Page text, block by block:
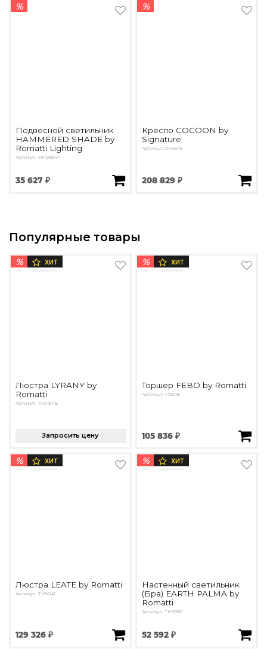
%
Подвесной светильник
HAMMERED SHADE by
Romatti Lighting
Артикул: OPD9847
35 627 ₽
%
Кресло COCOON by
Signature
Артикул: OK4545
208 829 ₽
Популярные товары
% ХИТ
Люстра LYRANY by
Romatti
Артикул: MD-8118
Запросить цену
% ХИТ
Торшер FEBO by Romatti
Артикул: ТХ3218
105 836 ₽
% ХИТ
Люстра LEATE by Romatti
Артикул: TH9041
129 326 ₽
% ХИТ
Настенный светильник
(Бра) EARTH PALMA by
Romatti
Артикул: TH5050
52 592 ₽